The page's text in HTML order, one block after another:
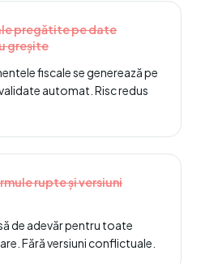
pregătite pe date
greșite
fiscale se generează pe
automat. Risc redus
rupte și versiuni
de adevăr pentru toate
Fără versiuni conflictuale.